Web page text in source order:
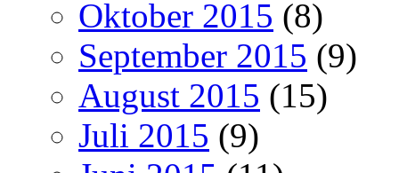
Oktober 2015 (8)
September 2015 (9)
August 2015 (15)
Juli 2015 (9)